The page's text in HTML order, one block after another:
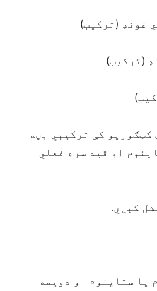
کې ترکیبي بڼه
او قید سره فعلي
کېږي.
یا ستاینوم او دویمه